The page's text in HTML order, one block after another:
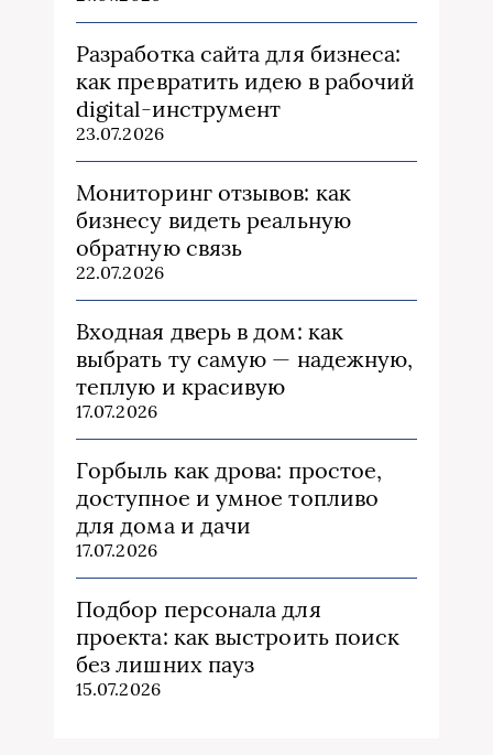
Разработка сайта для бизнеса:
как превратить идею в рабочий
digital-инструмент
23.07.2026
Мониторинг отзывов: как
бизнесу видеть реальную
обратную связь
22.07.2026
Входная дверь в дом: как
выбрать ту самую — надежную,
теплую и красивую
17.07.2026
Горбыль как дрова: простое,
доступное и умное топливо
для дома и дачи
17.07.2026
Подбор персонала для
проекта: как выстроить поиск
без лишних пауз
15.07.2026